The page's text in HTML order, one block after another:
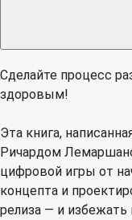
Сделайте процесс
здоровым!
Эта книга,
Ричардом
цифровой игры от
концепта и
релиза — и избежать